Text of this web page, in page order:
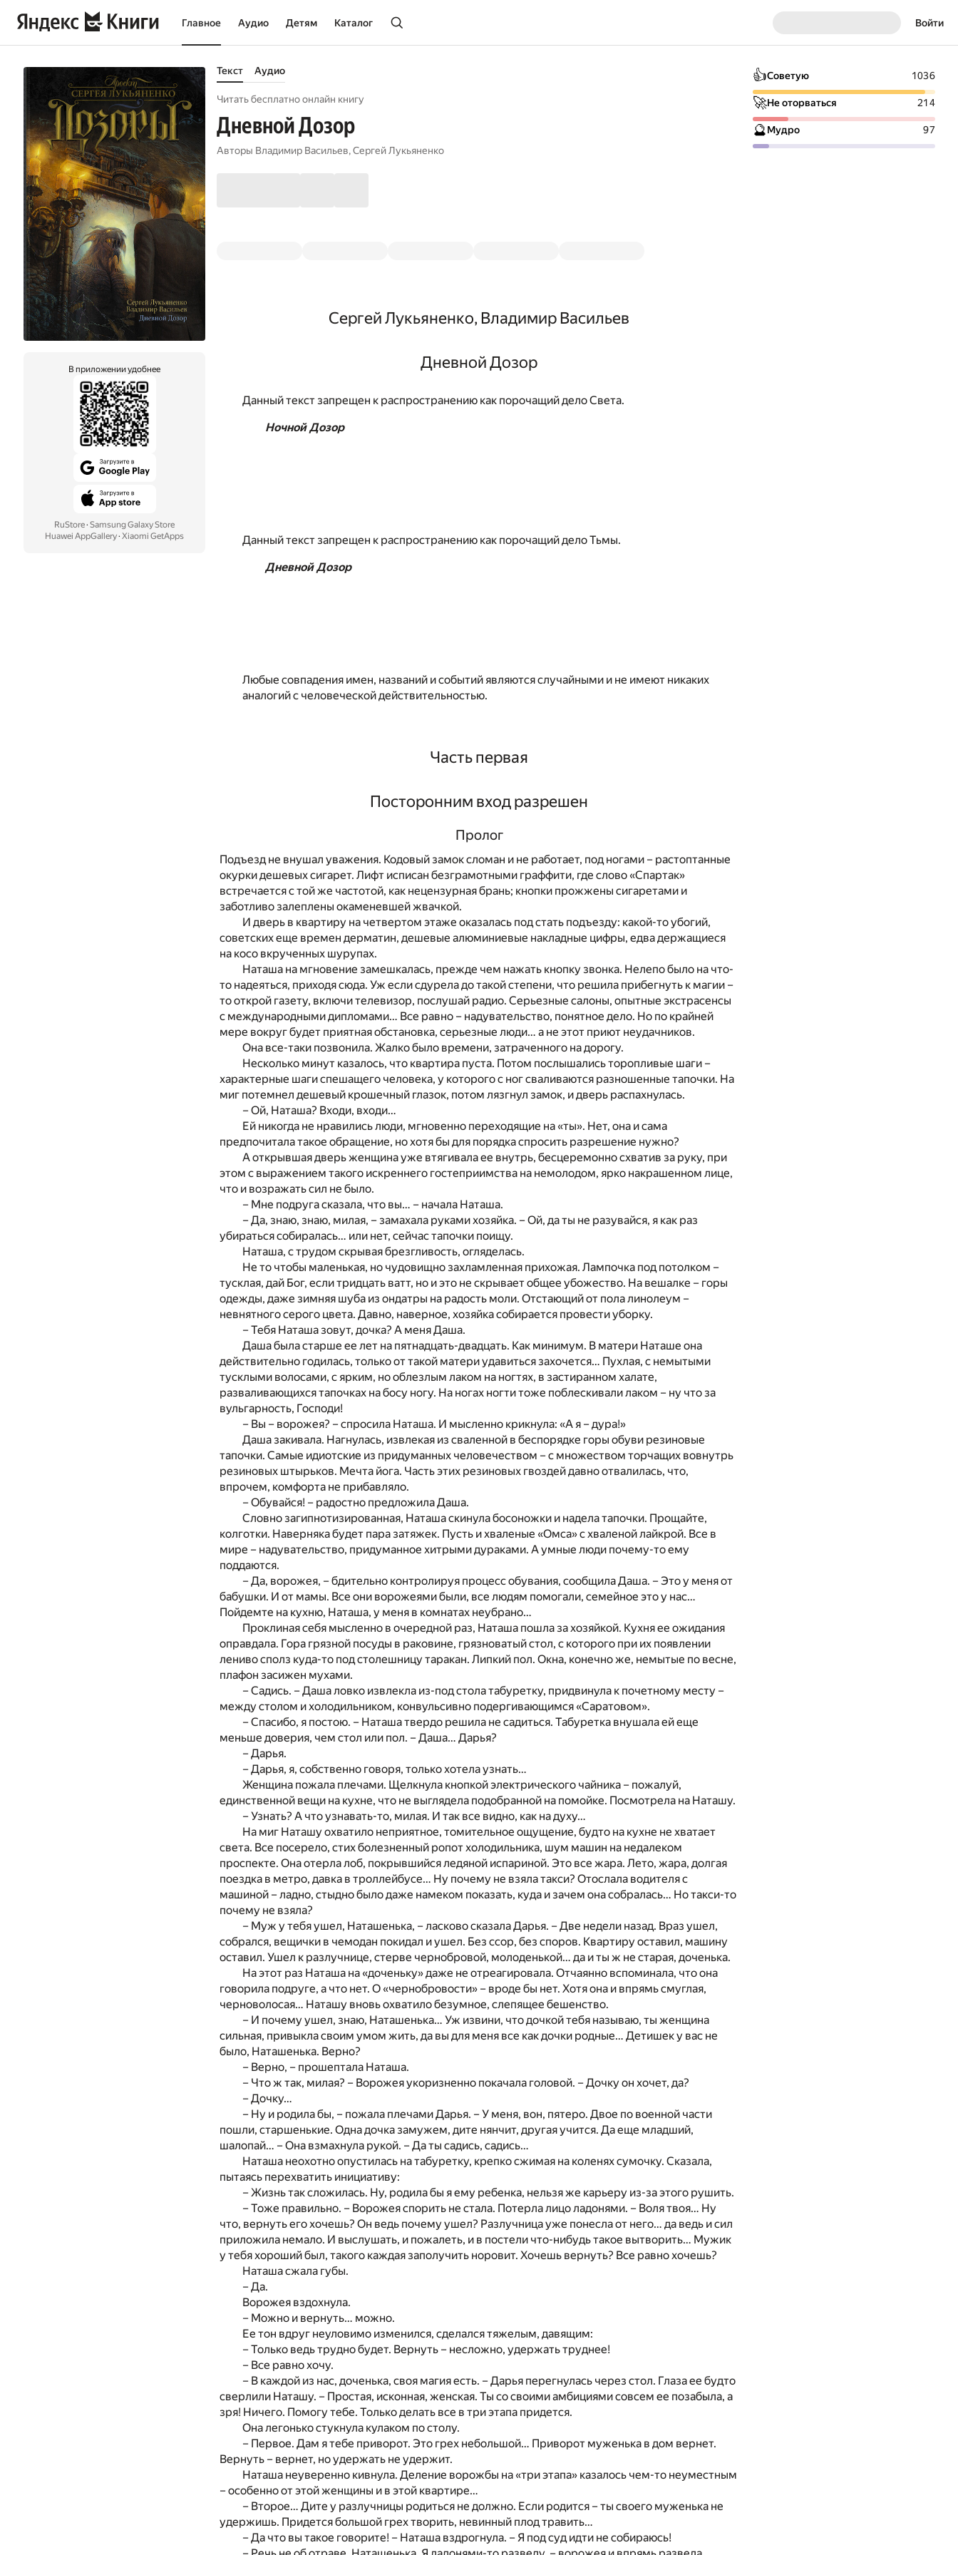
Главное Аудио Детям Каталог Войти
В приложении удобнее
RuStore· Samsung Galaxy Store
Huawei AppGallery· Xiaomi GetApps
Текст Аудио
Читать бесплатно онлайн книгу
Дневной Дозор
Авторы Владимир Васильев,Сергей Лукьяненко
Сергей Лукьяненко, Владимир Васильев
Дневной Дозор
Данный текст запрещен к распространению как порочащий дело Света.
Ночной Дозор
Данный текст запрещен к распространению как порочащий дело Тьмы.
Дневной Дозор
Любые совпадения имен, названий и событий являются случайными и не имеют никаких
аналогий с человеческой действительностью.
Часть первая
Посторонним вход разрешен
Пролог
Подъезд не внушал уважения. Кодовый замок сломан и не работает, под ногами – растоптанные
окурки дешевых сигарет. Лифт исписан безграмотными граффити, где слово «Спартак»
встречается с той же частотой, как нецензурная брань; кнопки прожжены сигаретами и
заботливо залеплены окаменевшей жвачкой.
И дверь в квартиру на четвертом этаже оказалась под стать подъезду: какой-то убогий,
советских еще времен дерматин, дешевые алюминиевые накладные цифры, едва держащиеся
на косо вкрученных шурупах.
Наташа на мгновение замешкалась, прежде чем нажать кнопку звонка. Нелепо было на что-
то надеяться, приходя сюда. Уж если сдурела до такой степени, что решила прибегнуть к магии –
то открой газету, включи телевизор, послушай радио. Серьезные салоны, опытные экстрасенсы
с международными дипломами… Все равно – надувательство, понятное дело. Но по крайней
мере вокруг будет приятная обстановка, серьезные люди… а не этот приют неудачников.
Она все-таки позвонила. Жалко было времени, затраченного на дорогу.
Несколько минут казалось, что квартира пуста. Потом послышались торопливые шаги –
характерные шаги спешащего человека, у которого с ног сваливаются разношенные тапочки. На
миг потемнел дешевый крошечный глазок, потом лязгнул замок, и дверь распахнулась.
– Ой, Наташа? Входи, входи…
Ей никогда не нравились люди, мгновенно переходящие на «ты». Нет, она и сама
предпочитала такое обращение, но хотя бы для порядка спросить разрешение нужно?
А открывшая дверь женщина уже втягивала ее внутрь, бесцеремонно схватив за руку, при
этом с выражением такого искреннего гостеприимства на немолодом, ярко накрашенном лице,
что и возражать сил не было.
– Мне подруга сказала, что вы… – начала Наташа.
– Да, знаю, знаю, милая, – замахала руками хозяйка. – Ой, да ты не разувайся, я как раз
убираться собиралась… или нет, сейчас тапочки поищу.
Наташа, с трудом скрывая брезгливость, огляделась.
Не то чтобы маленькая, но чудовищно захламленная прихожая. Лампочка под потолком –
тусклая, дай Бог, если тридцать ватт, но и это не скрывает общее убожество. На вешалке – горы
одежды, даже зимняя шуба из ондатры на радость моли. Отстающий от пола линолеум –
невнятного серого цвета. Давно, наверное, хозяйка собирается провести уборку.
– Тебя Наташа зовут, дочка? А меня Даша.
Даша была старше ее лет на пятнадцать-двадцать. Как минимум. В матери Наташе она
действительно годилась, только от такой матери удавиться захочется… Пухлая, с немытыми
тусклыми волосами, с ярким, но облезлым лаком на ногтях, в застиранном халате,
разваливающихся тапочках на босу ногу. На ногах ногти тоже поблескивали лаком – ну что за
вульгарность, Господи!
– Вы – ворожея? – спросила Наташа. И мысленно крикнула: «А я – дура!»
Даша закивала. Нагнулась, извлекая из сваленной в беспорядке горы обуви резиновые
тапочки. Самые идиотские из придуманных человечеством – с множеством торчащих вовнутрь
резиновых штырьков. Мечта йога. Часть этих резиновых гвоздей давно отвалилась, что,
впрочем, комфорта не прибавляло.
– Обувайся! – радостно предложила Даша.
Словно загипнотизированная, Наташа скинула босоножки и надела тапочки. Прощайте,
колготки. Наверняка будет пара затяжек. Пусть и хваленые «Омса» с хваленой лайкрой. Все в
мире – надувательство, придуманное хитрыми дураками. А умные люди почему-то ему
поддаются.
– Да, ворожея, – бдительно контролируя процесс обувания, сообщила Даша. – Это у меня от
бабушки. И от мамы. Все они ворожеями были, все людям помогали, семейное это у нас…
Пойдемте на кухню, Наташа, у меня в комнатах неубрано…
Проклиная себя мысленно в очередной раз, Наташа пошла за хозяйкой. Кухня ее ожидания
оправдала. Гора грязной посуды в раковине, грязноватый стол, с которого при их появлении
лениво сполз куда-то под столешницу таракан. Липкий пол. Окна, конечно же, немытые по весне,
плафон засижен мухами.
– Садись. – Даша ловко извлекла из-под стола табуретку, придвинула к почетному месту –
между столом и холодильником, конвульсивно подергивающимся «Саратовом».
– Спасибо, я постою. – Наташа твердо решила не садиться. Табуретка внушала ей еще
меньше доверия, чем стол или пол. – Даша… Дарья?
– Дарья.
– Дарья, я, собственно говоря, только хотела узнать…
Женщина пожала плечами. Щелкнула кнопкой электрического чайника – пожалуй,
единственной вещи на кухне, что не выглядела подобранной на помойке. Посмотрела на Наташу.
– Узнать? А что узнавать-то, милая. И так все видно, как на духу…
На миг Наташу охватило неприятное, томительное ощущение, будто на кухне не хватает
света. Все посерело, стих болезненный ропот холодильника, шум машин на недалеком
проспекте. Она отерла лоб, покрывшийся ледяной испариной. Это все жара. Лето, жара, долгая
поездка в метро, давка в троллейбусе… Ну почему не взяла такси? Отослала водителя с
машиной – ладно, стыдно было даже намеком показать, куда и зачем она собралась… Но такси-то
почему не взяла?
– Муж у тебя ушел, Наташенька, – ласково сказала Дарья. – Две недели назад. Враз ушел,
собрался, вещички в чемодан покидал и ушел. Без ссор, без споров. Квартиру оставил, машину
оставил. Ушел к разлучнице, стерве чернобровой, молоденькой… да и ты ж не старая, доченька.
На этот раз Наташа на «доченьку» даже не отреагировала. Отчаянно вспоминала, что она
говорила подруге, а что нет. О «чернобровости» – вроде бы нет. Хотя она и впрямь смуглая,
черноволосая… Наташу вновь охватило безумное, слепящее бешенство.
– И почему ушел, знаю, Наташенька… Уж извини, что дочкой тебя называю, ты женщина
сильная, привыкла своим умом жить, да вы для меня все как дочки родные… Детишек у вас не
было, Наташенька. Верно?
– Верно, – прошептала Наташа.
– Что ж так, милая? – Ворожея укоризненно покачала головой. – Дочку он хочет, да?
– Дочку…
– Ну и родила бы, – пожала плечами Дарья. – У меня, вон, пятеро. Двое по военной части
пошли, старшенькие. Одна дочка замужем, дите нянчит, другая учится. Да еще младший,
шалопай… – Она взмахнула рукой. – Да ты садись, садись…
Наташа неохотно опустилась на табуретку, крепко сжимая на коленях сумочку. Сказала,
пытаясь перехватить инициативу:
– Жизнь так сложилась. Ну, родила бы я ему ребенка, нельзя же карьеру из-за этого рушить.
– Тоже правильно. – Ворожея спорить не стала. Потерла лицо ладонями. – Воля твоя… Ну
что, вернуть его хочешь? Он ведь почему ушел? Разлучница уже понесла от него… да ведь и сил
приложила немало. И выслушать, и пожалеть, и в постели что-нибудь такое вытворить… Мужик
у тебя хороший был, такого каждая заполучить норовит. Хочешь вернуть? Все равно хочешь?
Наташа сжала губы.
– Да.
Ворожея вздохнула.
– Можно и вернуть… можно.
Ее тон вдруг неуловимо изменился, сделался тяжелым, давящим:
– Только ведь трудно будет. Вернуть – несложно, удержать труднее!
– Все равно хочу.
– В каждой из нас, доченька, своя магия есть. – Дарья перегнулась через стол. Глаза ее будто
сверлили Наташу. – Простая, исконная, женская. Ты со своими амбициями совсем ее позабыла, а
зря! Ничего. Помогу тебе. Только делать все в три этапа придется.
Она легонько стукнула кулаком по столу.
– Первое. Дам я тебе приворот. Это грех небольшой… Приворот муженька в дом вернет.
Вернуть – вернет, но удержать не удержит.
Наташа неуверенно кивнула. Деление ворожбы на «три этапа» казалось чем-то неуместным
– особенно от этой женщины и в этой квартире…
– Второе… Дите у разлучницы родиться не должно. Если родится – ты своего муженька не
удержишь. Придется большой грех творить, невинный плод травить…
– Да что вы такое говорите! – Наташа вздрогнула. – Я под суд идти не собираюсь!
👍Советую 1036
🚀Не оторваться 214
🔮Мудро 97